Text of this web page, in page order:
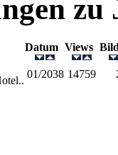
zu
Datum Views
01/2038 14759